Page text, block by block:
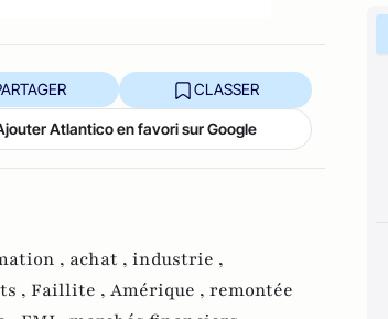
CLASSER
Atlantico en favori sur Google
, achat , industrie ,
, Faillite , Amérique , remontée